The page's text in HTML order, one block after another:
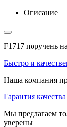
Описание
F1717 поручень
Быстро и
Наша компания
Гарантия
Мы предлагаем
уверены